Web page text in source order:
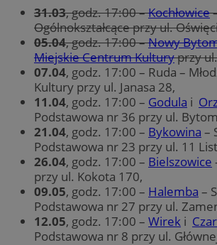
31.03, godz. 17:00 –Kochłowice
Ogólnokształcące przy ul.
05.04, godz. 17:00 –Nowy
Miejskie Centrum Kulturyprzy
07.04, godz. 17:00 – Ruda –
Kultury przy ul. Janasa 28,
11.04, godz. 17:00 – Godula i
Podstawowa nr 36 przy ul.
21.04, godz. 17:00 – Bykowina –
Podstawowa nr 23 przy ul. 11
26.04, godz. 17:00 – Bielszowice
przy ul. Kokota 170,
09.05, godz. 17:00 – Halemba –
Podstawowa nr 27 przy ul.
12.05, godz. 17:00 – Wirek i
Podstawowa nr 8 przy ul.